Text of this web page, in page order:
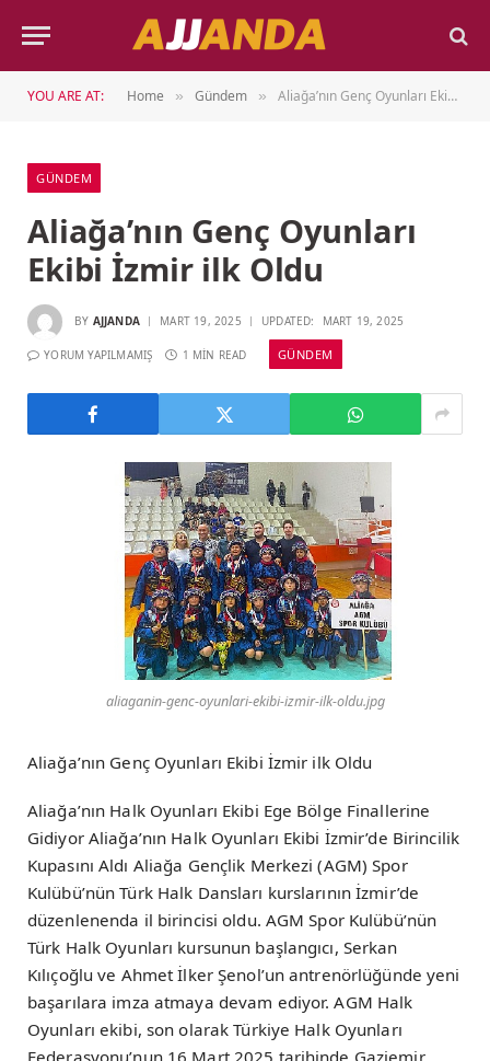
YOU ARE AT: Home » Gündem » Aliağa’nın Genç Oyunları Ekibi İzmir ilk Oldu
GÜNDEM
Aliağa’nın Genç Oyunları
Ekibi İzmir ilk Oldu
BY AJJANDA MART 19, 2025 UPDATED: MART 19, 2025
YORUM YAPILMAMIŞ 1 MIN READ GÜNDEM
aliaganin-genc-oyunlari-ekibi-izmir-ilk-oldu.jpg
Aliağa’nın Genç Oyunları Ekibi İzmir ilk Oldu
Aliağa’nın Halk Oyunları Ekibi Ege Bölge Finallerine
Gidiyor Aliağa’nın Halk Oyunları Ekibi İzmir’de Birincilik
Kupasını Aldı Aliağa Gençlik Merkezi (AGM) Spor
Kulübü’nün Türk Halk Dansları kurslarının İzmir’de
düzenlenenda il birincisi oldu. AGM Spor Kulübü’nün
Türk Halk Oyunları kursunun başlangıcı, Serkan
Kılıçoğlu ve Ahmet İlker Şenol’un antrenörlüğünde yeni
başarılara imza atmaya devam ediyor. AGM Halk
Oyunları ekibi, son olarak Türkiye Halk Oyunları
Federasyonu’nun 16 Mart 2025 tarihinde Gaziemir